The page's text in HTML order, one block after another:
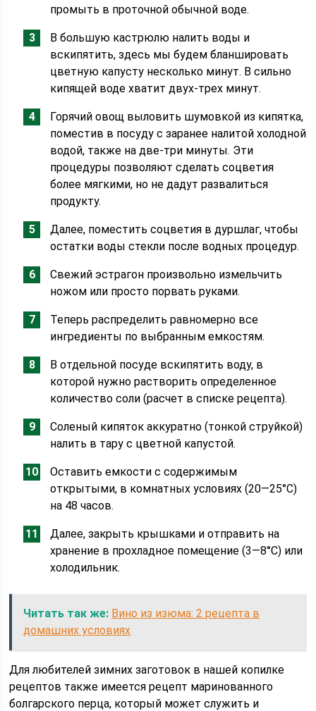
промыть в проточной обычной воде.
В большую кастрюлю налить воды и
вскипятить, здесь мы будем бланшировать
цветную капусту несколько минут. В сильно
кипящей воде хватит двух-трех минут.
Горячий овощ выловить шумовкой из кипятка,
поместив в посуду с заранее налитой холодной
водой, также на две-три минуты. Эти
процедуры позволяют сделать соцветия
более мягкими, но не дадут развалиться
продукту.
Далее, поместить соцветия в дуршлаг, чтобы
остатки воды стекли после водных процедур.
Свежий эстрагон произвольно измельчить
ножом или просто порвать руками.
Теперь распределить равномерно все
ингредиенты по выбранным емкостям.
В отдельной посуде вскипятить воду, в
которой нужно растворить определенное
количество соли (расчет в списке рецепта).
Соленый кипяток аккуратно (тонкой струйкой)
налить в тару с цветной капустой.
Оставить емкости с содержимым
открытыми, в комнатных условиях (20—25°C)
на 48 часов.
Далее, закрыть крышками и отправить на
хранение в прохладное помещение (3—8°C) или
холодильник.
Читать так же: Вино из изюма: 2 рецепта в
домашних условиях
Для любителей зимних заготовок в нашей копилке
рецептов также имеется рецепт маринованного
болгарского перца, который может служить и